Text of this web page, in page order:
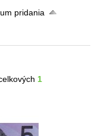
pridania
1